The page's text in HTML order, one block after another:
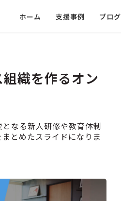
ホーム 支援事例 ブログ
織を作るオン
なる新人研修や教育体制
とめたスライドになりま